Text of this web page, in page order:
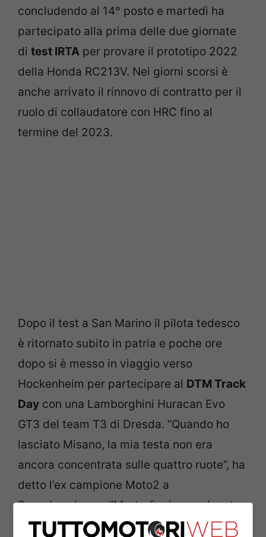
concludendo al 14° posto e martedì ha
partecipato alla prima delle due giornate
di test IRTA per provare il prototipo 2022
della Honda RC213V. Nei giorni scorsi è
anche arrivato il rinnovo di contratto per il
ruolo di collaudatore con HRC fino al
termine del 2023.
Dopo il test a San Marino il pilota tedesco
è ritornato subito in patria e poche ore
dopo si è messo in viaggio verso
Hockenheim per partecipare al DTM Track
Day con una Lamborghini Huracan Evo
GT3 del team T3 di Dresda. “Quando ho
lasciato Misano, la mia testa non era
ancora concentrata sulle quattro ruote”, ha
detto l’ex campione Moto2 a
Speedweek.com “Martedì mi sono dovuto
concentrare sul prototipo (MotoGP, ndr).